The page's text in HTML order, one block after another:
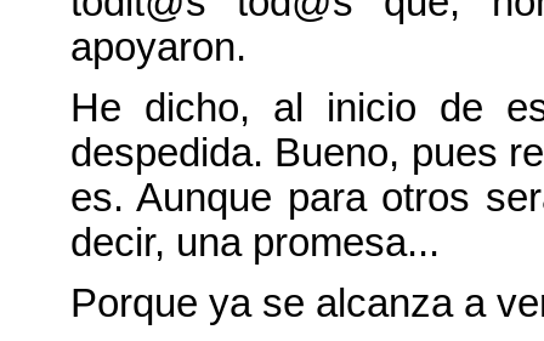
apoyaron.
He dicho, al inicio de
despedida. Bueno, pues
es. Aunque para otros
decir, una promesa...
Porque ya se alcanza a